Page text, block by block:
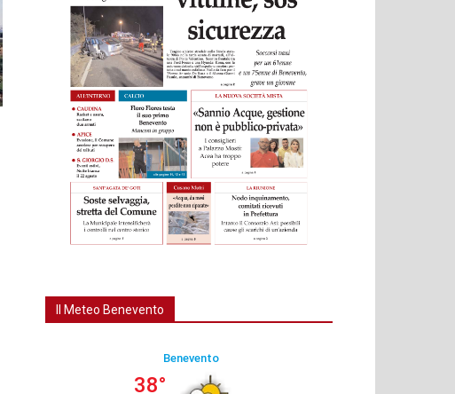
Il Meteo Benevento